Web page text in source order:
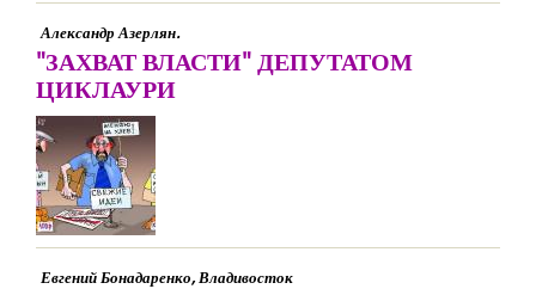
Александр Азерлян.
"ЗАХВАТ ВЛАСТИ" ДЕПУТАТОМ
ЦИКЛАУРИ
Евгений Бонадаренко, Владивосток